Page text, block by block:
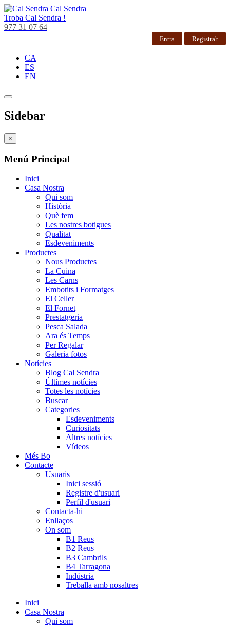
Cal Sendra
Troba Cal Sendra !
977 31 07 64
Entra Registra't
CA
ES
EN
Sidebar
×
Menú Principal
Inici
Casa Nostra
Qui som
Història
Què fem
Les nostres botigues
Qualitat
Esdeveniments
Productes
Nous Productes
La Cuina
Les Carns
Embotits i Formatges
El Celler
El Fornet
Prestatgeria
Pesca Salada
Ara és Temps
Per Regalar
Galeria fotos
Notícies
Blog Cal Sendra
Últimes notícies
Totes les notícies
Buscar
Categories
Esdeveniments
Curiositats
Altres notícies
Vídeos
Més Bo
Contacte
Usuaris
Inici sessió
Registre d'usuari
Perfil d'usuari
Contacta-hi
Enllaços
On som
B1 Reus
B2 Reus
B3 Cambrils
B4 Tarragona
Indústria
Treballa amb nosaltres
Inici
Casa Nostra
Qui som